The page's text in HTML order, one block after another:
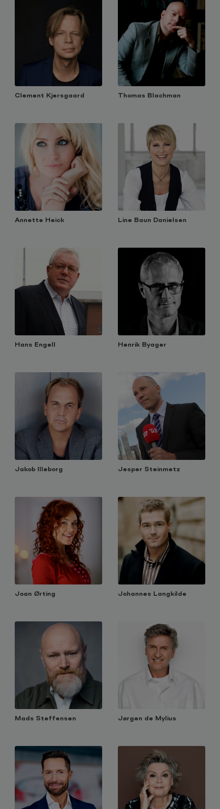
Clement Kjersgaard Thomas Blachman
Annette Heick Line Baun Danielsen
Hans Engell Henrik Byager
Jakob Illeborg Jesper Steinmetz
Joan Ørting Johannes Langkilde
Mads Steffensen Jørgen de Mylius